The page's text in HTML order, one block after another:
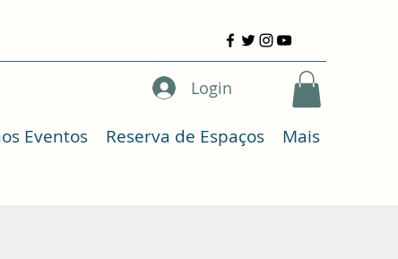
Login
Eventos Reserva de Espaços Mais